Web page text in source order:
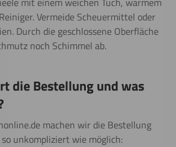
Vermeide Scheuermittel oder
Durch die geschlossene Oberfläche
noch Schimmel ab.
die Bestellung und was
machen wir die Bestellung
unkompliziert wie möglich: